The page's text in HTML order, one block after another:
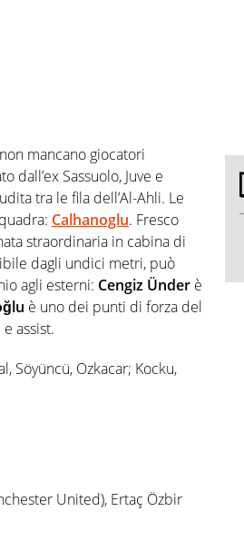
mancano giocatori
dall’ex Sassuolo, Juve e
tra le fila dell’Al-Ahli. Le
Calhanoglu. Fresco
straordinaria in cabina di
dagli undici metri, può
agli esterni: Cengiz Ünder è
è uno dei punti di forza del
assist.
Söyüncü, Ozkacar; Kocku,
United), Ertaç Özbir